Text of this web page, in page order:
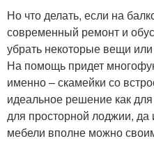
Но что делать, если на
современный ремонт и
убрать некоторые вещи
На помощь придет
именно – скамейки со
идеальное решение как
для просторной лоджии, да
мебели вполне можно